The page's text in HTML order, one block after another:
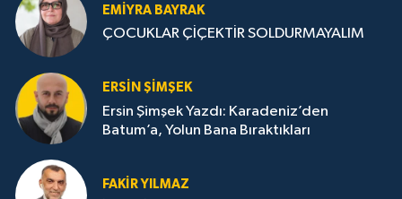
EMIYRA BAYRAK
ÇOCUKLAR ÇİÇEKTİR SOLDURMAYALIM
ERSIN ŞIMŞEK
Ersin Şimşek Yazdı: Karadeniz’den
Batum’a, Yolun Bana Bıraktıkları
FAKIR YILMAZ